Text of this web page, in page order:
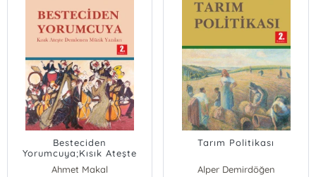
Besteciden
Yorumcuya;Kısık Ateşte
Demlenen Müzik Yazıları
Ahmet Makal
Tarım Politikası
Alper Demirdöğen